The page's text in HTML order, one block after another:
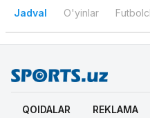
Jadval O'yinlar
QOIDALAR REKLAMA